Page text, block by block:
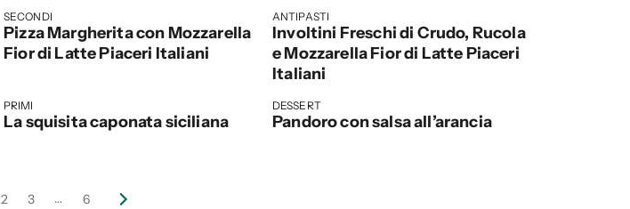
SECONDI
Pizza Margherita con Mozzarella
Fior di Latte Piaceri Italiani
ANTIPASTI
Involtini Freschi di Crudo, Rucola
e Mozzarella Fior di Latte Piaceri
Italiani
PRIMI
La squisita caponata siciliana
DESSERT
Pandoro con salsa all’arancia
2 3 … 6